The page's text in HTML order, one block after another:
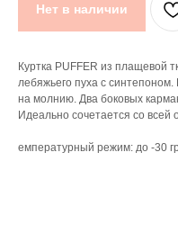
Нет в наличии
Куртка PUFFER из плащевой
лебяжьего пуха с синтепоном.
на молнию. Два боковых
Идеально сочетается со всей
емпературный режим: до -30